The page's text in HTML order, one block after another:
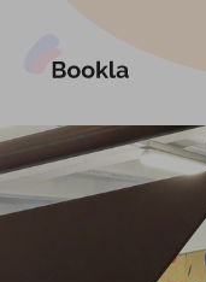
Pieslēgt